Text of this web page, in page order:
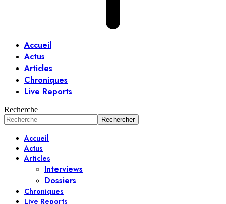
Accueil
Actus
Articles
Chroniques
Live Reports
Recherche
Accueil
Actus
Articles
Interviews
Dossiers
Chroniques
Live Reports